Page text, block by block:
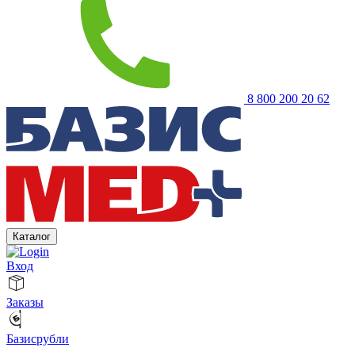
8 800 200 20 62
Каталог
Вход
Заказы
Базисрубли